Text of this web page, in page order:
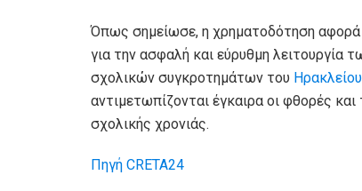
Όπως σημείωσε, η χρηματοδότηση αφορά
για την ασφαλή και εύρυθμη
σχολικών συγκροτημάτων του Ηρακλείου
αντιμετωπίζονται έγκαιρα οι φθορές
σχολικής χρονιάς.
Πηγή CRETA24